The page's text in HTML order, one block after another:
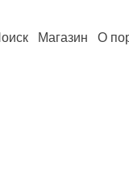
Магазин О